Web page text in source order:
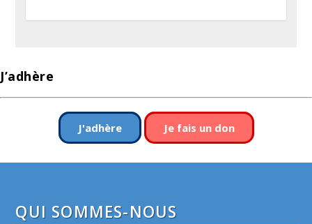
J’adhère
J'adhère Je fais un don
QUI SOMMES-NOUS